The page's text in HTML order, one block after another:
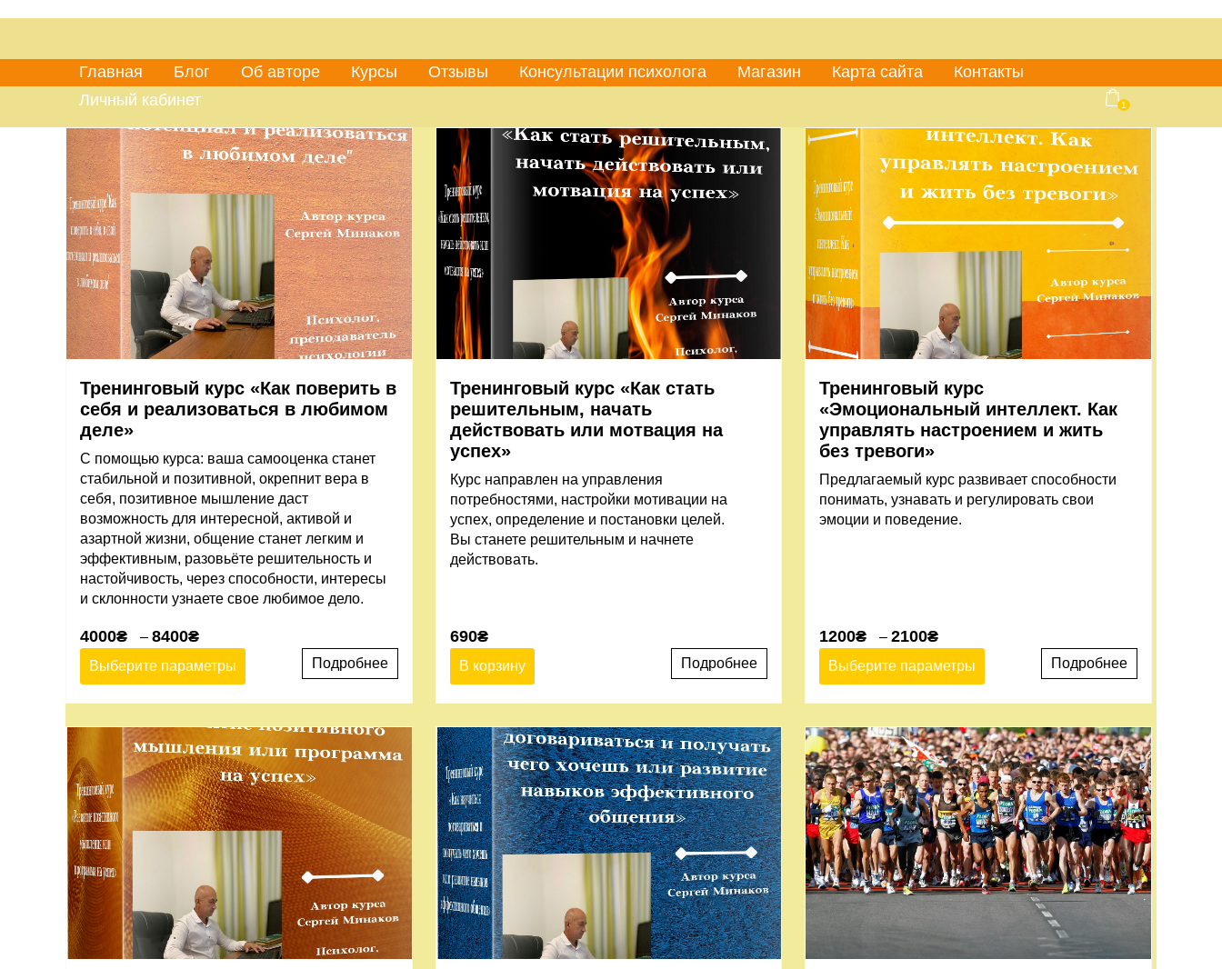
Главная Блог Об авторе Курсы Отзывы Консультации психолога Магазин Карта сайта
Контакты
Личный кабинет
1
Тренинговый курс «Как поверить в
себя и реализоваться в любимом
деле»
С помощью курса: ваша самооценка станет
стабильной и позитивной, окрепнит вера в
себя, позитивное мышление даст
возможность для интересной, активой и
азартной жизни, общение станет легким и
эффективным, разовьёте решительность и
настойчивость, через способности, интересы
и склонности узнаете свое любимое дело.
4000₴ – 8400₴
Подробнее
Выберите параметры
Тренинговый курс «Как стать
решительным, начать
действовать или мотвация на
успех»
Курс направлен на управления
потребностями, настройки мотивации на
успех, определение и постановки целей.
Вы станете решительным и начнете
действовать.
690₴
Подробнее
В корзину
Тренинговый курс
«Эмоциональный интеллект. Как
управлять настроением и жить
без тревоги»
Предлагаемый курс развивает способности
понимать, узнавать и регулировать свои
эмоции и поведение.
1200₴ – 2100₴
Подробнее
Выберите параметры